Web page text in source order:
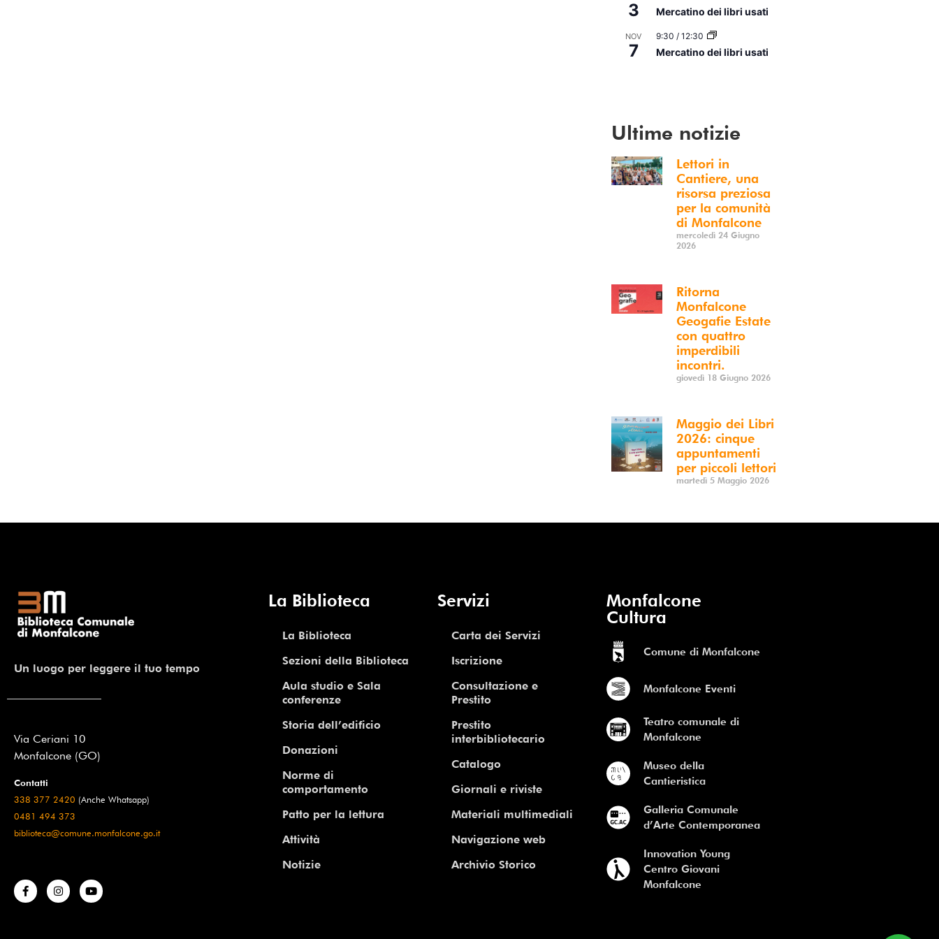
3 Mercatino dei libri usati
NOV
7
9:30 / 12:30
Mercatino dei libri usati
Ultime notizie
Lettori in
Cantiere, una
risorsa preziosa
per la comunità
di Monfalcone
mercoledì 24 Giugno
2026
Ritorna
Monfalcone
Geogafie Estate
con quattro
imperdibili
incontri.
giovedì 18 Giugno 2026
Maggio dei Libri
2026: cinque
appuntamenti
per piccoli lettori
martedì 5 Maggio 2026
Un luogo per leggere il tuo tempo
Via Ceriani 10
Monfalcone (GO)
Contatti
338 377 2420 (Anche Whatsapp)
0481 494 373
biblioteca@comune.monfalcone.go.it
La Biblioteca
La Biblioteca
Sezioni della Biblioteca
Aula studio e Sala
conferenze
Storia dell’edificio
Donazioni
Norme di
comportamento
Patto per la lettura
Attività
Notizie
Servizi
Carta dei Servizi
Iscrizione
Consultazione e
Prestito
Prestito
interbibliotecario
Catalogo
Giornali e riviste
Materiali multimediali
Navigazione web
Archivio Storico
Monfalcone
Cultura
Comune di Monfalcone
Monfalcone Eventi
Teatro comunale di
Monfalcone
Museo della
Cantieristica
Galleria Comunale
d’Arte Contemporanea
Innovation Young
Centro Giovani
Monfalcone